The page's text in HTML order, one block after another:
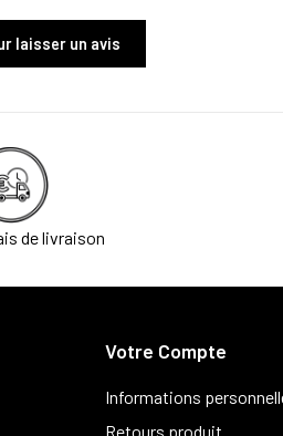
laisser un avis
de livraison
Votre Compte
Informations
Retours produit